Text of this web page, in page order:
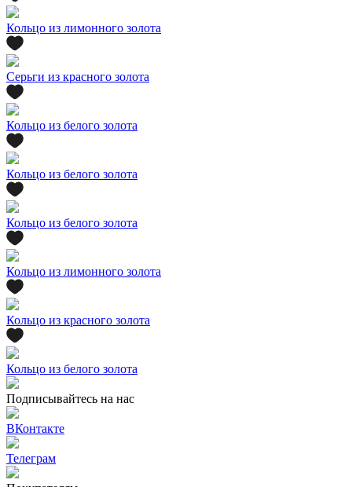
Кольцо из лимонного золота
Серьги из красного золота
Кольцо из белого золота
Кольцо из белого золота
Кольцо из белого золота
Кольцо из лимонного золота
Кольцо из красного золота
Кольцо из белого золота
Подписывайтесь на нас
ВКонтакте
Телеграм